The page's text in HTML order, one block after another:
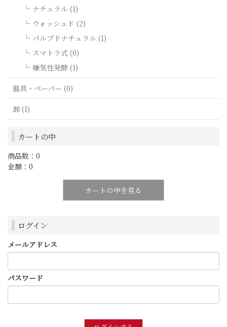
ナチュラル (1)
ウォッシュド (2)
パルプドナチュラル (1)
スマトラ式 (0)
嫌気性発酵 (1)
器具・ペーパー (0)
卸 (1)
カートの中
商品数：0
金額：0
カートの中を見る
ログイン
メールアドレス
パスワード